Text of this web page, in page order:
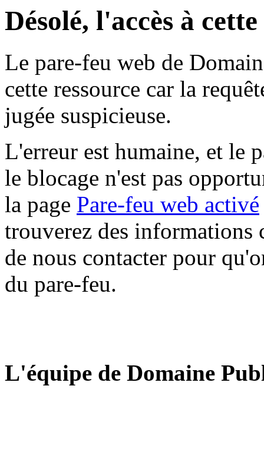
Désolé, l'accès à
Le pare-feu web de
cette ressource car la
jugée suspicieuse.
L'erreur est humaine, et le
le blocage n'est pas
la page Pare-feu web activé
trouverez des informations
de nous contacter pour
du pare-feu.
L'équipe de Domaine